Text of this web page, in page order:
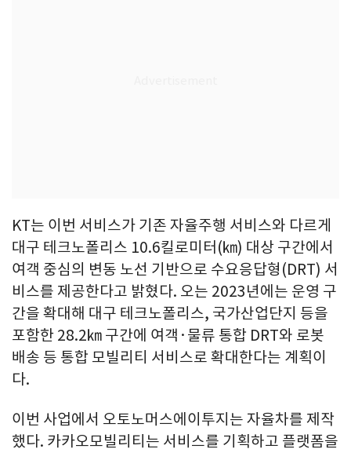
KT는 이번 서비스가 기존 자율주행 서비스와 다르게
대구 테크노폴리스 10.6킬로미터(㎞) 대상 구간에서
여객 중심의 변동 노선 기반으로 수요응답형(DRT) 서
비스를 제공한다고 밝혔다. 오는 2023년에는 운영 구
간을 확대해 대구 테크노폴리스, 국가산업단지 등을
포함한 28.2㎞ 구간에 여객·물류 통합 DRT와 로봇
배송 등 통합 모빌리티 서비스로 확대한다는 계획이
다.
이번 사업에서 오토노머스에이투지는 자율차를 제작
했다. 카카오모빌리티는 서비스를 기획하고 플랫폼을